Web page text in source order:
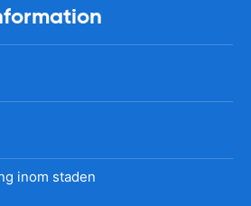
inom staden